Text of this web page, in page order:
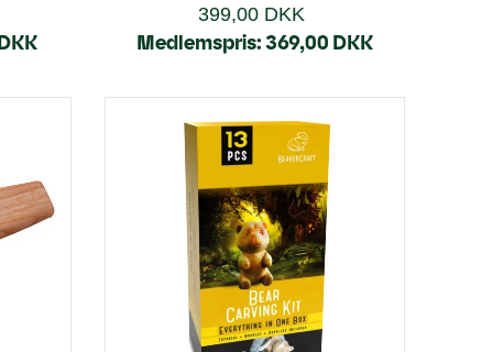
399,00 DKK
Medlemspris:369,00 DKK